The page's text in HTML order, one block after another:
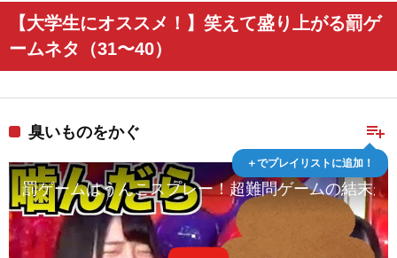
【大学生にオススメ！】笑えて盛り上がる罰ゲ
ームネタ（31〜40）
playlist_add
＋でプレイリストに追加！
臭いものをかぐ
罰ゲームはうんこスプレー！超難問ゲームの結末が